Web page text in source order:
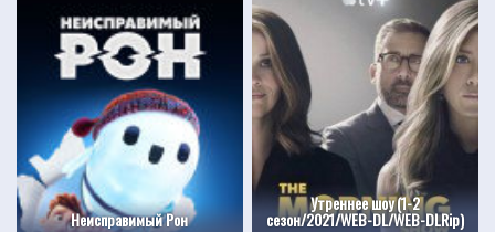
Неисправимый Рон
Утреннее шоу (1-2
сезон/2021/WEB-DL/WEB-DLRip)